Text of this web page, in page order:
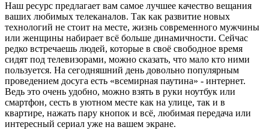
Наш ресурс предлагает вам самое лучшее качество вещания
ваших любимых телеканалов. Так как развитие новых
технологий не стоит на месте, жизнь современного мужчины
или женщины набирает всё больше динамичности. Сейчас
редко встречаешь людей, которые в своё свободное время
сидят под телевизорами, можно сказать, что мало кто ними
пользуется. На сегодняшний день довольно популярным
проведением досуга есть «всемирная паутина» - интернет.
Ведь это очень удобно, можно взять в руки ноутбук или
смартфон, сесть в уютном месте как на улице, так и в
квартире, нажать пару кнопок и всё, любимая передача или
интересный сериал уже на вашем экране.